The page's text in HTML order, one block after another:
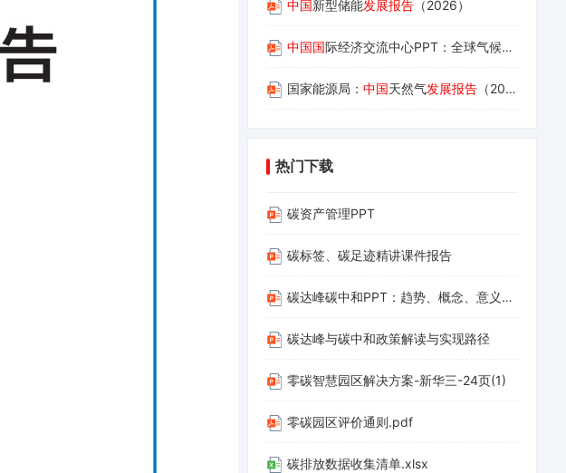
中国新型储能发展报告 （2026）
中国国际经济交流中心PPT：全球气候治理与企业绿色低碳转型机遇
国家能源局： 中国天然气发展报告 （2026）
热门下载
碳资产管理PPT
碳标签、碳足迹精讲课件报告
碳达峰碳中和PPT：趋势、概念、意义、路径与探索（碳达峰碳中和相关内容介绍及减污降碳的路径解读）(1)
碳达峰与碳中和政策解读与实现路径
零碳智慧园区解决方案-新华三-24页(1)
零碳园区评价通则.pdf
碳排放数据收集清单.xlsx